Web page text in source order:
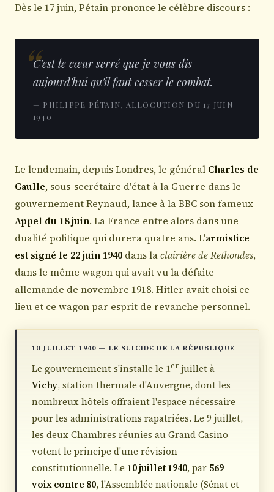
Dès le 17 juin, Pétain prononce le célèbre discours :
C'est le cœur serré que je vous dis
aujourd'hui qu'il faut cesser le combat.
— PHILIPPE PÉTAIN, ALLOCUTION DU 17 JUIN
1940
Le lendemain, depuis Londres, le général Charles de
Gaulle, sous-secrétaire d'état à la Guerre dans le
gouvernement Reynaud, lance à la BBC son fameux
Appel du 18 juin. La France entre alors dans une
dualité politique qui durera quatre ans. L'armistice
est signé le 22 juin 1940 dans laclairière de Rethondes,
dans le même wagon qui avait vu la défaite
allemande de novembre 1918. Hitler avait choisi ce
lieu et ce wagon par esprit de revanche personnel.
10 JUILLET 1940 — LE SUICIDE DE LA RÉPUBLIQUE
Le gouvernement s'installe le 1er juillet à
Vichy, station thermale d'Auvergne, dont les
nombreux hôtels offraient l'espace nécessaire
pour les administrations rapatriées. Le 9 juillet,
les deux Chambres réunies au Grand Casino
votent le principe d'une révision
constitutionnelle. Le 10 juillet 1940, par 569
voix contre 80, l'Assemblée nationale (Sénat et